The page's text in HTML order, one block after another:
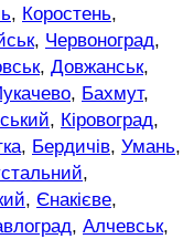
, Коростень,
, Червоноград,
, Довжанськ,
, Бахмут,
, Кіровоград,
, Бердичів, Умань,
,
, Єнакієве,
, Алчевськ,